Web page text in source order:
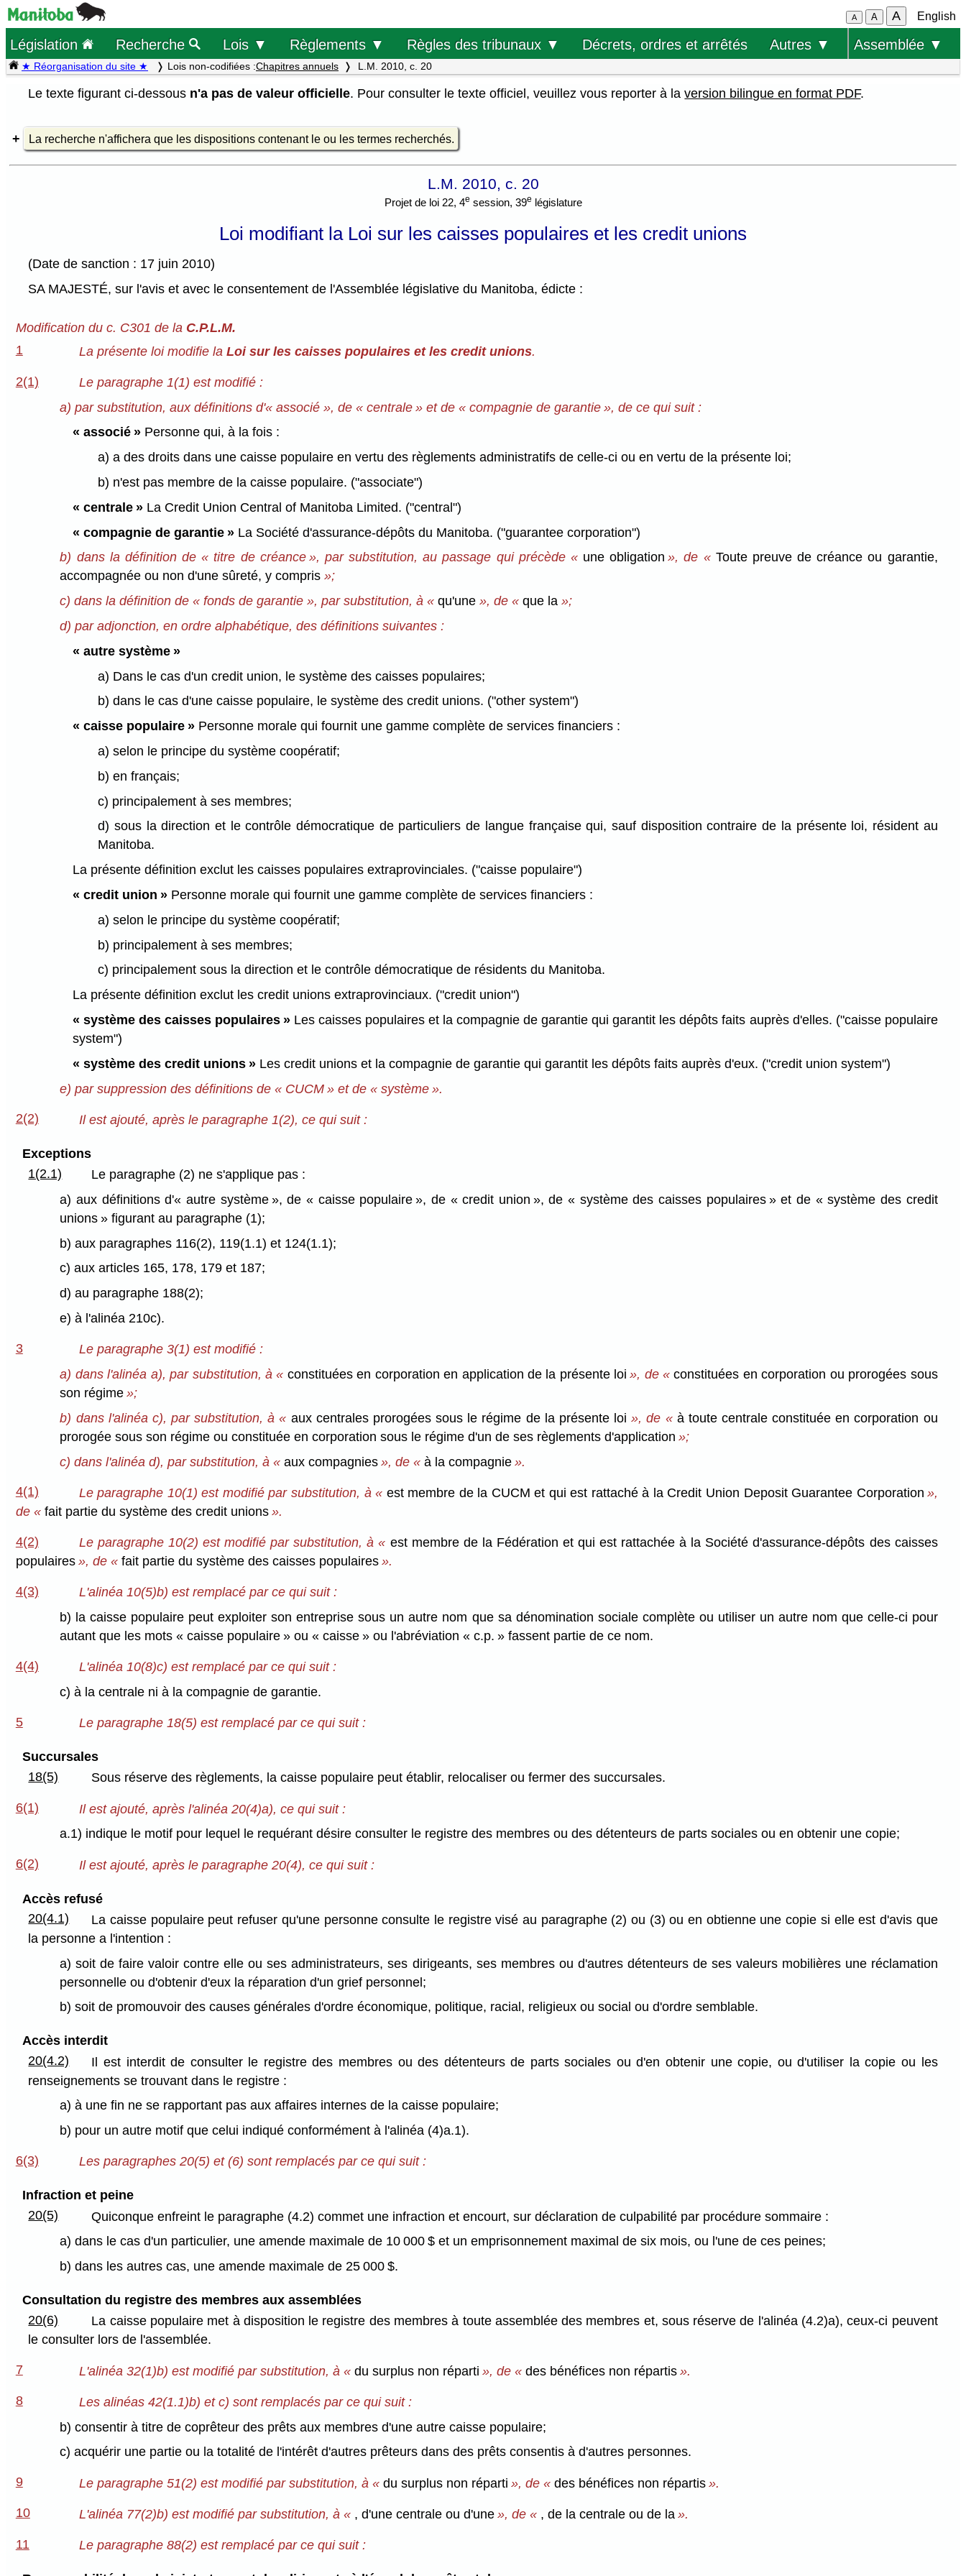
A A A English
Législation Recherche Lois ▼ Règlements ▼ Règles des tribunaux ▼ Décrets, ordres et arrêtés Autres ▼ Assemblée ▼
★ Réorganisation du site ★ Lois non-codifiées :Chapitres annuels L.M. 2010, c. 20
Le texte figurant ci-dessous n'a pas de valeur officielle. Pour consulter le texte officiel, veuillez vous reporter à laversion bilingue en format PDF.
La recherche n'affichera que les dispositions contenant le ou les termes recherchés.
L.M. 2010, c. 20
Projet de loi 22, 4e session, 39e législature
Loi modifiant la Loi sur les caisses populaires et les credit unions
(Date de sanction : 17 juin 2010)
SA MAJESTÉ, sur l'avis et avec le consentement de l'Assemblée législative du Manitoba, édicte :
Modification du c. C301 de la C.P.L.M.
1
La présente loi modifie la Loi sur les caisses populaires et les credit unions.
2(1)
Le paragraphe 1(1) est modifié :
a) par substitution, aux définitions d'« associé », de « centrale » et de « compagnie de garantie », de ce qui suit :
« associé »Personne qui, à la fois :
a) a des droits dans une caisse populaire en vertu des règlements administratifs de celle-ci ou en vertu de la présente loi;
b) n'est pas membre de la caisse populaire. ("associate")
« centrale »La Credit Union Central of Manitoba Limited. ("central")
« compagnie de garantie »La Société d'assurance-dépôts du Manitoba. ("guarantee corporation")
b) dans la définition de « titre de créance », par substitution, au passage qui précède «une obligation », de « Toute preuve de créance ou garantie,
accompagnée ou non d'une sûreté, y compris»;
c) dans la définition de « fonds de garantie », par substitution, à « qu'une», de « que la»;
d) par adjonction, en ordre alphabétique, des définitions suivantes :
« autre système »
a) Dans le cas d'un credit union, le système des caisses populaires;
b) dans le cas d'une caisse populaire, le système des credit unions. ("other system")
« caisse populaire »Personne morale qui fournit une gamme complète de services financiers :
a) selon le principe du système coopératif;
b) en français;
c) principalement à ses membres;
d) sous la direction et le contrôle démocratique de particuliers de langue française qui, sauf disposition contraire de la présente loi, résident au
Manitoba.
La présente définition exclut les caisses populaires extraprovinciales. ("caisse populaire")
« credit union »Personne morale qui fournit une gamme complète de services financiers :
a) selon le principe du système coopératif;
b) principalement à ses membres;
c) principalement sous la direction et le contrôle démocratique de résidents du Manitoba.
La présente définition exclut les credit unions extraprovinciaux. ("credit union")
« système des caisses populaires » Les caisses populaires et la compagnie de garantie qui garantit les dépôts faits auprès d'elles. ("caisse populaire
system")
« système des credit unions »Les credit unions et la compagnie de garantie qui garantit les dépôts faits auprès d'eux. ("credit union system")
e) par suppression des définitions de « CUCM » et de « système ».
2(2) Il est ajouté, après le paragraphe 1(2), ce qui suit :
Exceptions
1(2.1)
Le paragraphe (2) ne s'applique pas :
a) aux définitions d'« autre système », de « caisse populaire », de « credit union », de « système des caisses populaires » et de « système des credit
unions » figurant au paragraphe (1);
b) aux paragraphes 116(2), 119(1.1) et 124(1.1);
c) aux articles 165, 178, 179 et 187;
d) au paragraphe 188(2);
e) à l'alinéa 210c).
3
Le paragraphe 3(1) est modifié :
a) dans l'alinéa a), par substitution, à « constituées en corporation en application de la présente loi », de « constituées en corporation ou prorogées sous
son régime »;
b) dans l'alinéa c), par substitution, à « aux centrales prorogées sous le régime de la présente loi», de « à toute centrale constituée en corporation ou
prorogée sous son régime ou constituée en corporation sous le régime d'un de ses règlements d'application »;
c) dans l'alinéa d), par substitution, à « aux compagnies », de «à la compagnie ».
4(1) Le paragraphe 10(1) est modifié par substitution, à « est membre de la CUCM et qui est rattaché à la Credit Union Deposit Guarantee Corporation »,
de « fait partie du système des credit unions».
4(2) Le paragraphe 10(2) est modifié par substitution, à « est membre de la Fédération et qui est rattachée à la Société d'assurance-dépôts des caisses
populaires», de « fait partie du système des caisses populaires».
4(3)
L'alinéa 10(5)b) est remplacé par ce qui suit :
b) la caisse populaire peut exploiter son entreprise sous un autre nom que sa dénomination sociale complète ou utiliser un autre nom que celle-ci pour
autant que les mots « caisse populaire » ou « caisse » ou l'abréviation « c.p. » fassent partie de ce nom.
4(4)
L'alinéa 10(8)c) est remplacé par ce qui suit :
c) à la centrale ni à la compagnie de garantie.
5 Le paragraphe 18(5) est remplacé par ce qui suit :
Succursales
18(5)
Sous réserve des règlements, la caisse populaire peut établir, relocaliser ou fermer des succursales.
6(1)
Il est ajouté, après l'alinéa 20(4)a), ce qui suit :
a.1) indique le motif pour lequel le requérant désire consulter le registre des membres ou des détenteurs de parts sociales ou en obtenir une copie;
6(2) Il est ajouté, après le paragraphe 20(4), ce qui suit :
Accès refusé
20(4.1)
La caisse populaire peut refuser qu'une personne consulte le registre visé au paragraphe (2) ou (3) ou en obtienne une copie si elle est d'avis que
la personne a l'intention :
a) soit de faire valoir contre elle ou ses administrateurs, ses dirigeants, ses membres ou d'autres détenteurs de ses valeurs mobilières une réclamation
personnelle ou d'obtenir d'eux la réparation d'un grief personnel;
b) soit de promouvoir des causes générales d'ordre économique, politique, racial, religieux ou social ou d'ordre semblable.
Accès interdit
20(4.2)
Il est interdit de consulter le registre des membres ou des détenteurs de parts sociales ou d'en obtenir une copie, ou d'utiliser la copie ou les
renseignements se trouvant dans le registre :
a) à une fin ne se rapportant pas aux affaires internes de la caisse populaire;
b) pour un autre motif que celui indiqué conformément à l'alinéa (4)a.1).
6(3) Les paragraphes 20(5) et (6) sont remplacés par ce qui suit :
Infraction et peine
20(5)
Quiconque enfreint le paragraphe (4.2) commet une infraction et encourt, sur déclaration de culpabilité par procédure sommaire :
a) dans le cas d'un particulier, une amende maximale de 10 000 $ et un emprisonnement maximal de six mois, ou l'une de ces peines;
b) dans les autres cas, une amende maximale de 25 000 $.
Consultation du registre des membres aux assemblées
20(6)
La caisse populaire met à disposition le registre des membres à toute assemblée des membres et, sous réserve de l'alinéa (4.2)a), ceux-ci peuvent
le consulter lors de l'assemblée.
7 L'alinéa 32(1)b) est modifié par substitution, à « du surplus non réparti », de « des bénéfices non répartis».
8
Les alinéas 42(1.1)b) et c) sont remplacés par ce qui suit :
b) consentir à titre de coprêteur des prêts aux membres d'une autre caisse populaire;
c) acquérir une partie ou la totalité de l'intérêt d'autres prêteurs dans des prêts consentis à d'autres personnes.
9 Le paragraphe 51(2) est modifié par substitution, à « du surplus non réparti », de « des bénéfices non répartis».
10 L'alinéa 77(2)b) est modifié par substitution, à « , d'une centrale ou d'une», de « , de la centrale ou de la».
11 Le paragraphe 88(2) est remplacé par ce qui suit :